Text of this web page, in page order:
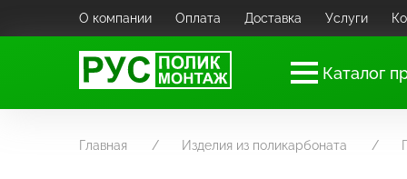
О компании Оплата Доставка Услуги
Каталог
Главная Изделия из поликарбоната